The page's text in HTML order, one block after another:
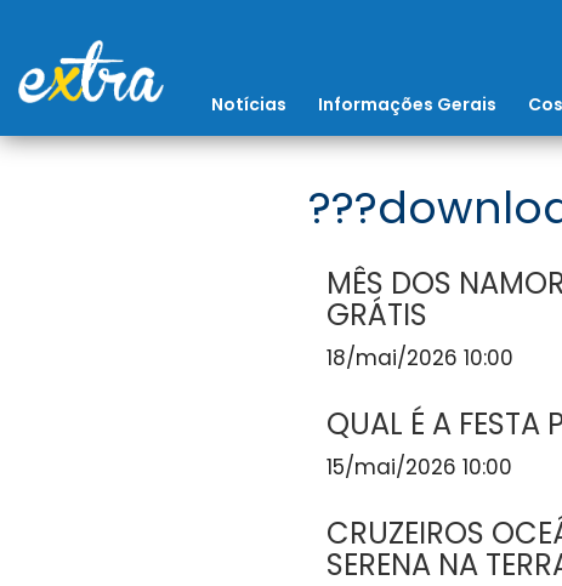
Notícias Informações Gerais
MÊS DOS
GRÁTIS
18/mai/2026 10:00
QUAL É A FESTA
15/mai/2026 10:00
CRUZEIROS
SERENA NA